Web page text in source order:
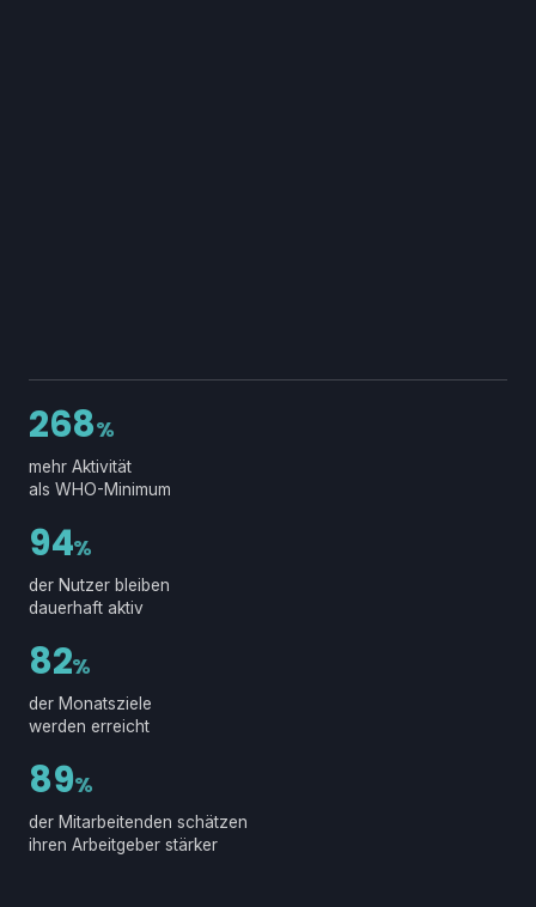
268%
mehr Aktivität
als WHO-Minimum
94%
der Nutzer bleiben
dauerhaft aktiv
82%
der Monatsziele
werden erreicht
89%
der Mitarbeitenden schätzen
ihren Arbeitgeber stärker